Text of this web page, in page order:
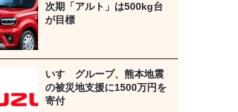
次期「アルト」は500kg台
が目標
いすゞグループ、熊本地震
の被災地支援に1500万円を
寄付